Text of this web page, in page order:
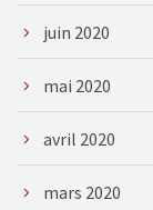
juin 2020
mai 2020
avril 2020
mars 2020